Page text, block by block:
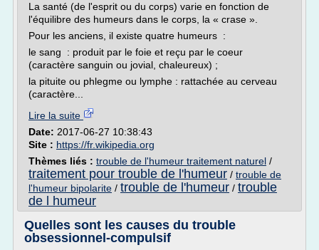
La santé (de l'esprit ou du corps) varie en fonction de
l'équilibre des humeurs dans le corps, la « crase ».
Pour les anciens, il existe quatre humeurs :
le sang : produit par le foie et reçu par le coeur
(caractère sanguin ou jovial, chaleureux) ;
la pituite ou phlegme ou lymphe : rattachée au cerveau
(caractère...
Lire la suite
Date: 2017-06-27 10:38:43
Site : https://fr.wikipedia.org
Thèmes liés : trouble de l'humeur traitement naturel /
traitement pour trouble de l'humeur / trouble de
l'humeur bipolarite / trouble de l'humeur / trouble
de l humeur
Quelles sont les causes du trouble
obsessionnel-compulsif